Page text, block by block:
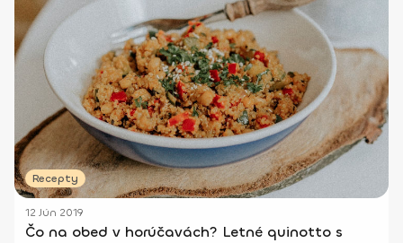
Recepty
12 Jún 2019
Čo na obed v horúčavách? Letné quinotto s